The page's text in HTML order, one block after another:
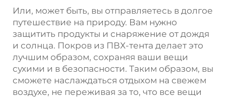
Или, может быть, вы отправляетесь в долгое
путешествие на природу. Вам нужно
защитить продукты и снаряжение от дождя
и солнца. Покров из ПВХ-тента делает это
лучшим образом, сохраняя ваши вещи
сухими и в безопасности. Таким образом, вы
сможете наслаждаться отдыхом на свежем
воздухе, не переживая за то, что все вещи